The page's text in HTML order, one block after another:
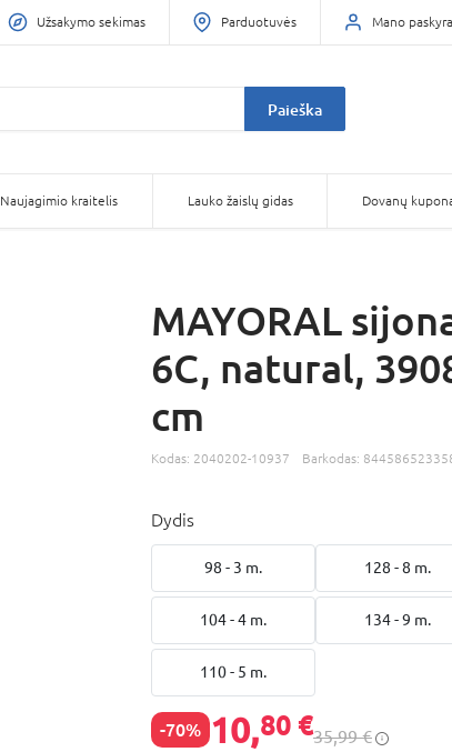
Užsakymo sekimas Parduotuvės Mano paskyra
Paieška
Naujagimio kraitelis Lauko žaislų gidas Dovanų
MAYORAL
6C, natural,
cm
Kodas: 2040202-10937 Barkodas:
Dydis
98 - 3 m. 128 - 8 m.
104 - 4 m. 134 - 9 m.
110 - 5 m.
-70% 10,80 €35,99 €